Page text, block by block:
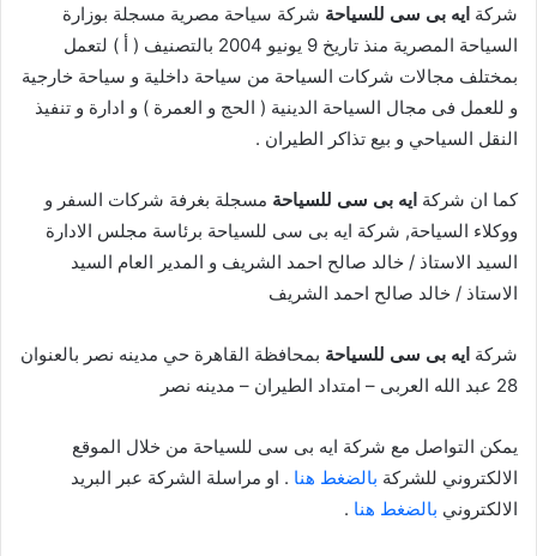
شركة ايه بى سى للسياحة شركة سياحة مصرية مسجلة بوزارة
السياحة المصرية منذ تاريخ 9 يونيو 2004 بالتصنيف ( أ ) لتعمل
بمختلف مجالات شركات السياحة من سياحة داخلية و سياحة خارجية
و للعمل فى مجال السياحة الدينية ( الحج و العمرة ) و ادارة و تنفيذ
النقل السياحي و بيع تذاكر الطيران .
كما ان شركة ايه بى سى للسياحة مسجلة بغرفة شركات السفر و
ووكلاء السياحة, شركة ايه بى سى للسياحة برئاسة مجلس الادارة
السيد الاستاذ / خالد صالح احمد الشريف و المدير العام السيد
الاستاذ / خالد صالح احمد الشريف
شركة ايه بى سى للسياحة بمحافظة القاهرة حي مدينه نصر بالعنوان
28 عبد الله العربى – امتداد الطيران – مدينه نصر
يمكن التواصل مع شركة ايه بى سى للسياحة من خلال الموقع
الالكتروني للشركة بالضغط هنا . او مراسلة الشركة عبر البريد
الالكتروني بالضغط هنا .